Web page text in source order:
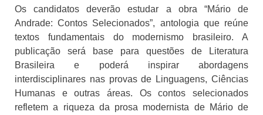
Os candidatos deverão estudar a obra “Mário de
Andrade: Contos Selecionados”, antologia que reúne
textos fundamentais do modernismo brasileiro. A
publicação será base para questões de Literatura
Brasileira e poderá inspirar abordagens
interdisciplinares nas provas de Linguagens, Ciências
Humanas e outras áreas. Os contos selecionados
refletem a riqueza da prosa modernista de Mário de